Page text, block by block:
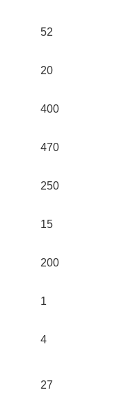
52
20
400
470
250
15
200
1
4
27